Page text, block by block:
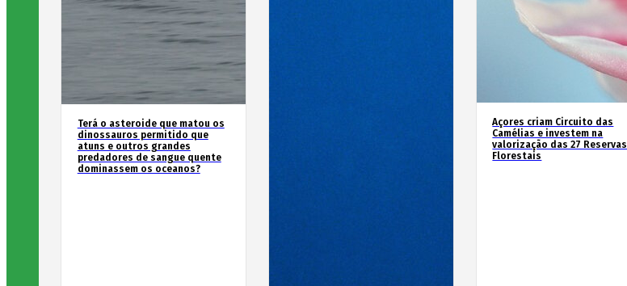
Terá o asteroide que matou os
dinossauros permitido que
atuns e outros grandes
predadores de sangue quente
dominassem os oceanos?
Açores criam Circuito das
Camélias e investem na
valorização das 27 Reservas
Florestais